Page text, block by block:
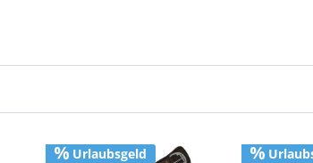
Urlaubsgeld